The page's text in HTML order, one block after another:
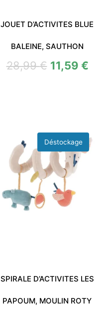
JOUET D’ACTIVITES BLUE
BALEINE, SAUTHON
28,99€ 11,59 €
SPIRALE D’ACTIVITES LES
PAPOUM, MOULIN ROTY